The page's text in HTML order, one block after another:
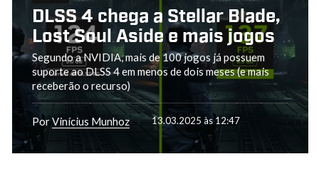
DLSS 4 chega a Stellar Blade,
Lost Soul Aside e mais jogos
Segundo a NVIDIA, mais de 100 jogos já possuem
suporte ao DLSS 4 em menos de dois meses (e mais
receberão o recurso)
PorVinícius Munhoz 13.03.2025 às 12:47